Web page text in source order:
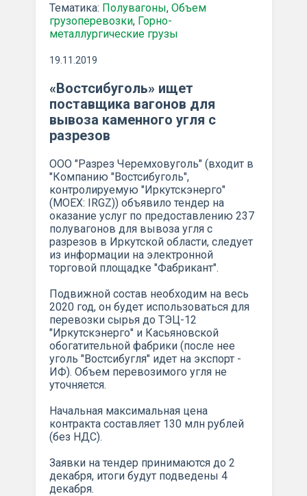
Тематика: Полувагоны, Объем
грузоперевозки, Горно-
металлургические грузы
19.11.2019
«Востсибуголь» ищет
поставщика вагонов для
вывоза каменного угля с
разрезов
ООО "Разрез Черемховуголь" (входит в
"Компанию "Востсибуголь",
контролируемую "Иркутскэнерго"
(MOEX: IRGZ)) объявило тендер на
оказание услуг по предоставлению 237
полувагонов для вывоза угля с
разрезов в Иркутской области, следует
из информации на электронной
торговой площадке "Фабрикант".
Подвижной состав необходим на весь
2020 год, он будет использоваться для
перевозки сырья до ТЭЦ-12
"Иркутскэнерго" и Касьяновской
обогатительной фабрики (после нее
уголь "Востсибугля" идет на экспорт -
ИФ). Объем перевозимого угля не
уточняется.
Начальная максимальная цена
контракта составляет 130 млн рублей
(без НДС).
Заявки на тендер принимаются до 2
декабря, итоги будут подведены 4
декабря.